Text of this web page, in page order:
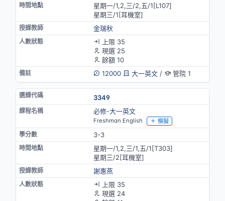
星期一/1,2,三/2,五/1[L107]
星期三/1[耳機室]
金瑞秋
上限 35
現選 25
餘額 10
12000
大一英文/ 管院 1
3349
必修-大一英文
Freshman English 模擬
3-3
星期一/1,2,三/1,五/1[T303]
星期三/2[耳機室]
謝惠燕
上限 35
現選 24